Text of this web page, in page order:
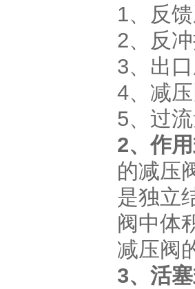
1、反
2、反
3、出
4、减
5、过
2、作
的减压
是独立
阀中体
减压阀
3、活